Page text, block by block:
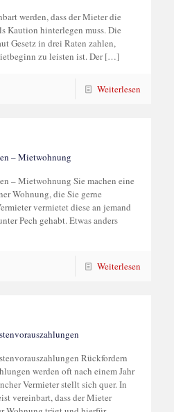
werden, dass der Mieter die
Kaution hinterlegen muss. Die
Gesetz in drei Raten zahlen,
zu leisten ist. Der[…]
Weiterlesen
– Mietwohnung
– Mietwohnung Sie machen eine
Wohnung, die Sie gerne
vermietet diese an jemand
Pech gehabt. Etwas anders
Weiterlesen
Rückfordern
werden oft nach einem Jahr
Vermieter stellt sich quer. In
vereinbart, dass der Mieter